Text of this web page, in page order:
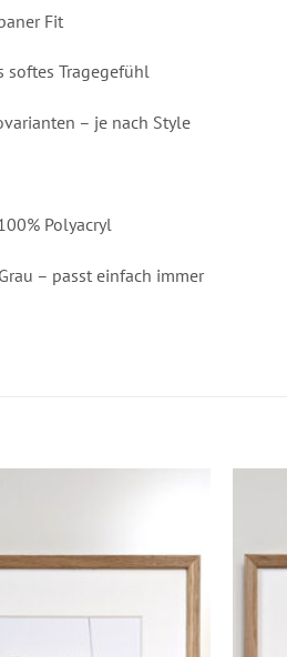
Fit
softes Tragegefühl
– je nach Style
Polyacryl
– passt einfach immer